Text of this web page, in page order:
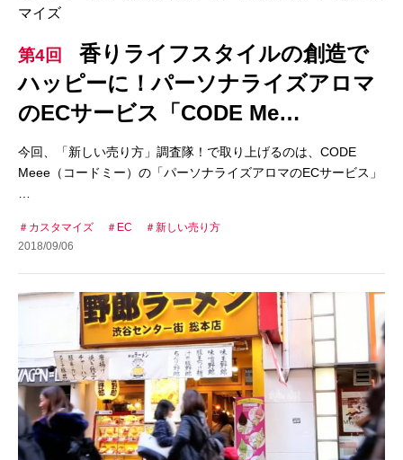
マイズ
第4回
香りライフスタイルの創造で
ハッピーに！パーソナライズアロマ
のECサービス「CODE Me…
今回、「新しい売り方」調査隊！で取り上げるのは、CODE
Meee（コードミー）の「パーソナライズアロマのECサービス」
カスタマイズ EC
新しい売り方
2018/09/06